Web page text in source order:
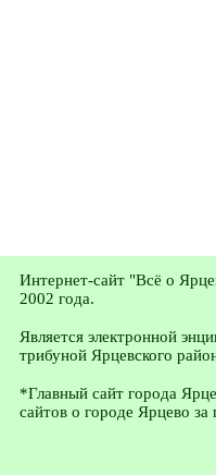
Интернет-сайт "Всё о
2002 года.
Является электронной
трибуной Ярцевского
*Главный сайт города
сайтов о городе Ярцево